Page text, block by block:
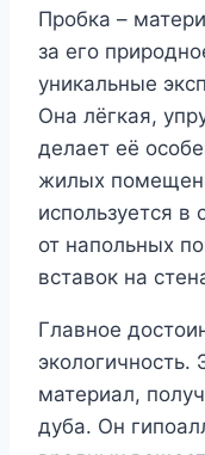
Пробка –
за его
уникальные
Она лёгкая,
делает её
жилых
используется
от напольных
вставок на
Главное
экологичность.
материал,
дуба. Он